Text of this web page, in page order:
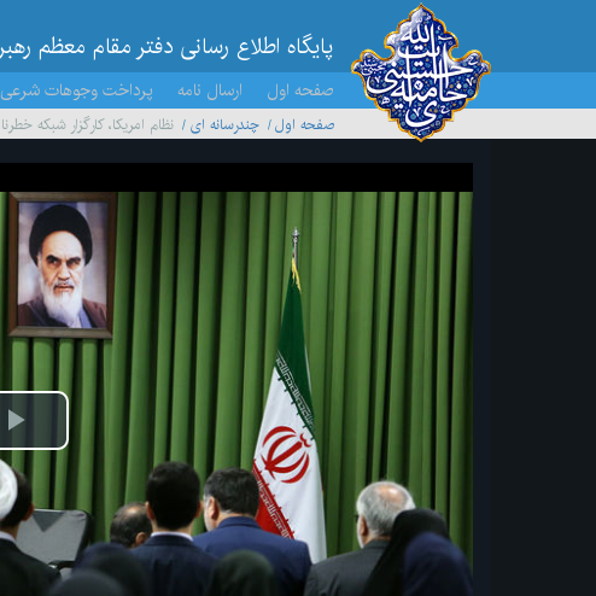
پایگاه اطلاع رسانی دفتر مقام معظم
صفحه اول ارسال نامه پرداخت وجوهات شرعی
صفحه اول چندرسانه ای نظام امریکا، کارگزار شبکه